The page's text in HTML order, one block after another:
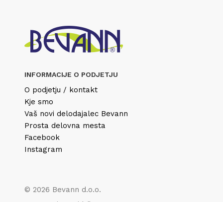
INFORMACIJE O PODJETJU
O podjetju / kontakt
Kje smo
Vaš novi delodajalec Bevann
Prosta delovna mesta
Facebook
Instagram
© 2026 Bevann d.o.o.